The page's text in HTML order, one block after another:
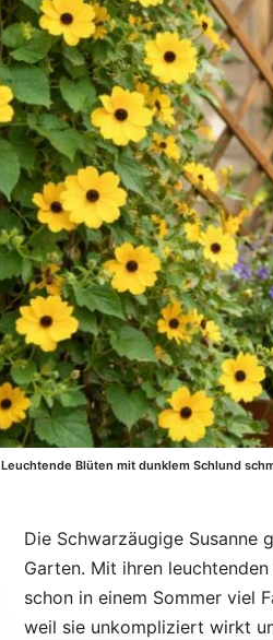
Leuchtende Blüten mit dunklem Schlund
Die Schwarzäugige Susanne
Garten. Mit ihren
schon in einem Sommer viel
weil sie unkompliziert wirkt